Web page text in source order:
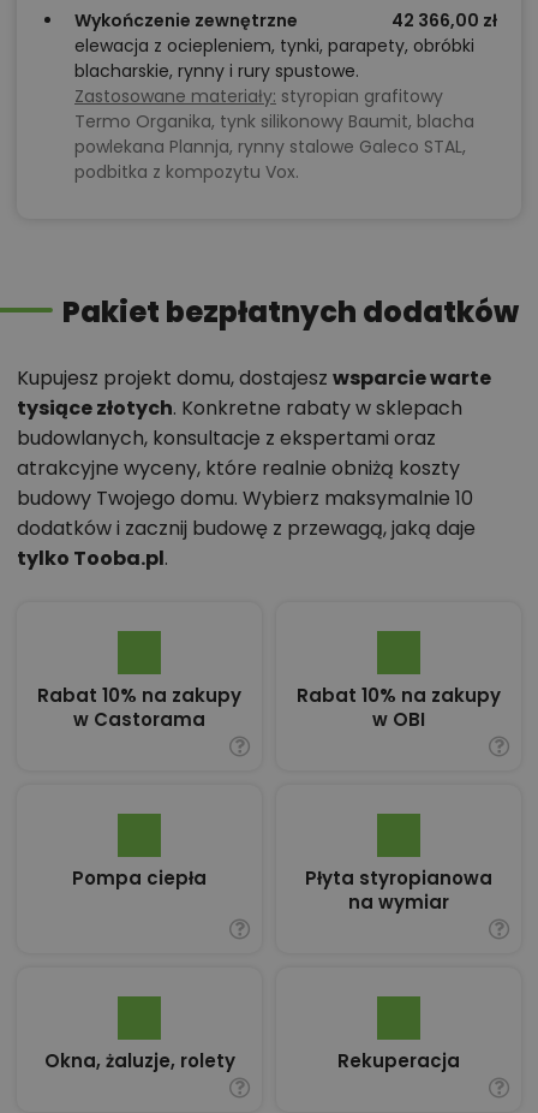
Wykończenie zewnętrzne
42 366,00 zł
elewacja z ociepleniem, tynki, parapety, obróbki
blacharskie, rynny i rury spustowe.
Zastosowane materiały: styropian grafitowy
Termo Organika, tynk silikonowy Baumit, blacha
powlekana Plannja, rynny stalowe Galeco STAL,
podbitka z kompozytu Vox.
Pakiet bezpłatnych dodatków
Kupujesz projekt domu, dostajesz wsparcie warte
tysiące złotych. Konkretne rabaty w sklepach
budowlanych, konsultacje z ekspertami oraz
atrakcyjne wyceny, które realnie obniżą koszty
budowy Twojego domu. Wybierz maksymalnie 10
dodatków i zacznij budowę z przewagą, jaką daje
tylko Tooba.pl.
Rabat 10% na zakupy
w Castorama
Rabat 10% na zakupy
w OBI
Pompa ciepła
Płyta styropianowa
na wymiar
Okna, żaluzje, rolety Rekuperacja